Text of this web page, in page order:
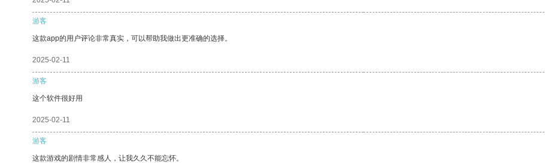
游客
这款app的用户评论非常真实，可以帮助我做出更准确的选择。
2025-02-11
游客
这个软件很好用
2025-02-11
游客
这款游戏的剧情非常感人，让我久久不能忘怀。